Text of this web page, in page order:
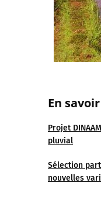
En
Projet
pluvial
Sélection
nouvelles